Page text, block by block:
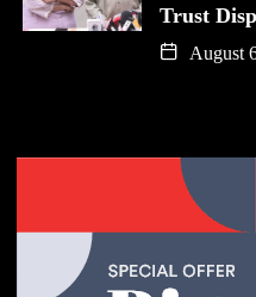
Trust
August